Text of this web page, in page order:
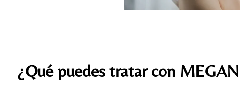
¿Qué puedes tratar con